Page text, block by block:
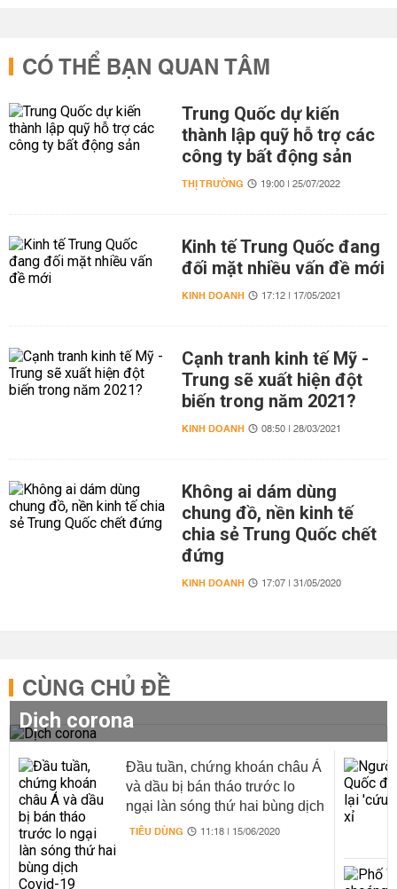
CÓ THỂ BẠN QUAN TÂM
Trung Quốc dự kiến
thành lập quỹ hỗ trợ các
công ty bất động sản
THỊ TRƯỜNG 19:00 | 25/07/2022
Kinh tế Trung Quốc đang
đối mặt nhiều vấn đề mới
KINH DOANH 17:12 | 17/05/2021
Cạnh tranh kinh tế Mỹ -
Trung sẽ xuất hiện đột
biến trong năm 2021?
KINH DOANH 08:50 | 28/03/2021
Không ai dám dùng
chung đồ, nền kinh tế
chia sẻ Trung Quốc chết
đứng
KINH DOANH 17:07 | 31/05/2020
CÙNG CHỦ ĐỀ
Dịch corona
Đầu tuần, chứng khoán châu Á
và dầu bị bán tháo trước lo
ngại làn sóng thứ hai bùng dịch
Covid-19
TIÊU DÙNG 11:18 | 15/06/2020